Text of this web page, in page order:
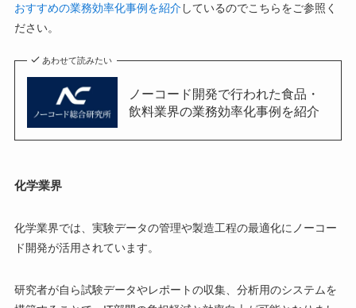
おすすめの業務効率化事例を紹介しているのでこちらをご参照く
ださい。
あわせて読みたい
ノーコード開発で行われた食品・
飲料業界の業務効率化事例を紹介
化学業界
化学業界では、実験データの管理や製造工程の最適化にノーコー
ド開発が活用されています。
研究者が自ら試験データやレポートの収集、分析用のシステムを